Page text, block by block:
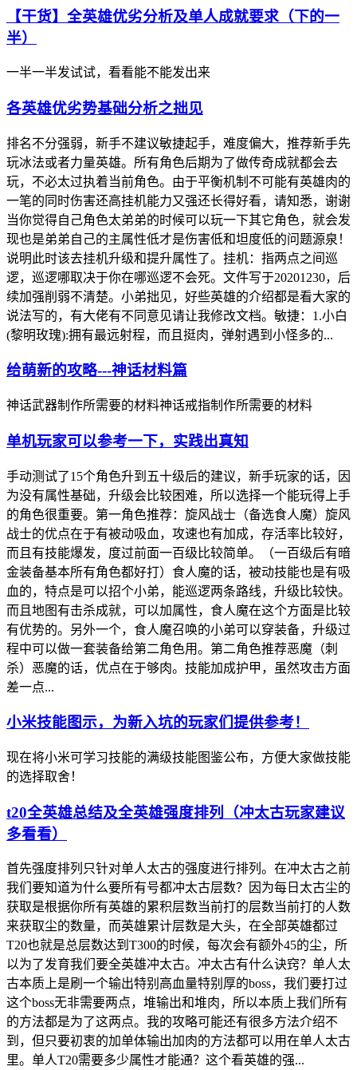
【干货】全英雄优劣分析及单人成就要求（下的一
半）
一半一半发试试，看看能不能发出来
各英雄优劣势基础分析之拙见
排名不分强弱，新手不建议敏捷起手，难度偏大，推荐新手先
玩冰法或者力量英雄。所有角色后期为了做传奇成就都会去
玩，不必太过执着当前角色。由于平衡机制不可能有英雄肉的
一笔的同时伤害还高挂机能力又强还长得好看，请知悉，谢谢
当你觉得自己角色太弟弟的时候可以玩一下其它角色，就会发
现也是弟弟自己的主属性低才是伤害低和坦度低的问题源泉！
说明此时该去挂机升级和提升属性了。挂机：指两点之间巡
逻，巡逻哪取决于你在哪巡逻不会死。文件写于20201230，后
续加强削弱不清楚。小弟拙见，好些英雄的介绍都是看大家的
说法写的，有大佬有不同意见请让我修改文档。敏捷：1.小白
(黎明玫瑰):拥有最远射程，而且挺肉，弹射遇到小怪多的...
给萌新的攻略---神话材料篇
神话武器制作所需要的材料神话戒指制作所需要的材料
单机玩家可以参考一下，实践出真知
手动测试了15个角色升到五十级后的建议，新手玩家的话，因
为没有属性基础，升级会比较困难，所以选择一个能玩得上手
的角色很重要。第一角色推荐：旋风战士（备选食人魔）旋风
战士的优点在于有被动吸血，攻速也有加成，存活率比较好，
而且有技能爆发，度过前面一百级比较简单。（一百级后有暗
金装备基本所有角色都好打）食人魔的话，被动技能也是有吸
血的，特点是可以招个小弟，能巡逻两条路线，升级比较快。
而且地图有击杀成就，可以加属性，食人魔在这个方面是比较
有优势的。另外一个，食人魔召唤的小弟可以穿装备，升级过
程中可以做一套装备给第二角色用。第二角色推荐恶魔（刺
杀）恶魔的话，优点在于够肉。技能加成护甲，虽然攻击方面
差一点...
小米技能图示，为新入坑的玩家们提供参考！
现在将小米可学习技能的满级技能图鉴公布，方便大家做技能
的选择取舍！
t20全英雄总结及全英雄强度排列（冲太古玩家建议
多看看）
首先强度排列只针对单人太古的强度进行排列。在冲太古之前
我们要知道为什么要所有号都冲太古层数？因为每日太古尘的
获取是根据你所有英雄的累积层数当前打的层数当前打的人数
来获取尘的数量，而英雄累计层数是大头，在全部英雄都过
T20也就是总层数达到T300的时候，每次会有额外45的尘，所
以为了发育我们要全英雄冲太古。冲太古有什么诀窍？单人太
古本质上是刷一个输出特别高血量特别厚的boss，我们要打过
这个boss无非需要两点，堆输出和堆肉，所以本质上我们所有
的方法都是为了这两点。我的攻略可能还有很多方法介绍不
到，但只要初衷的加单体输出加肉的方法都可以用在单人太古
里。单人T20需要多少属性才能通？这个看英雄的强...